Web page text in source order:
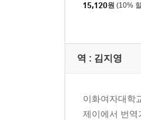
15,120원 (10%
역 : 김지영
이화여자대학
제이에서 번역